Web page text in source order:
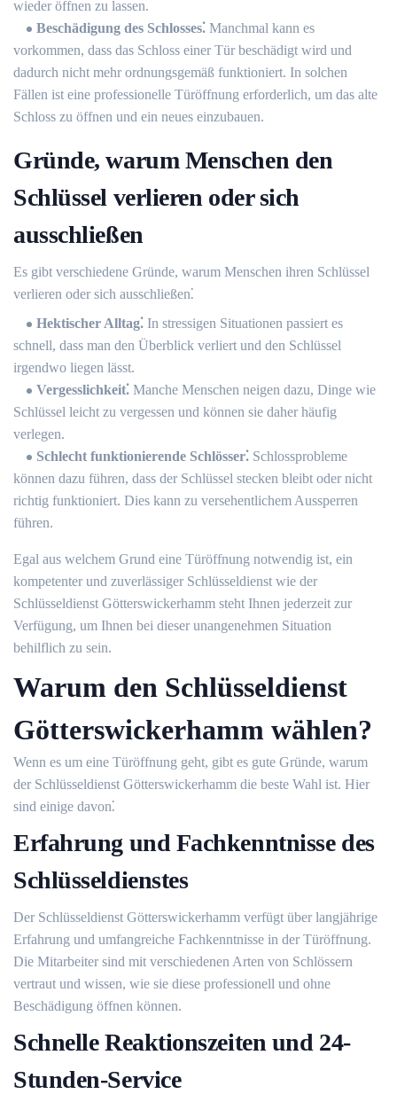
wieder öffnen zu lassen.
Beschädigung des Schlosses⁚ Manchmal kann es
vorkommen, dass das Schloss einer Tür beschädigt wird und
dadurch nicht mehr ordnungsgemäß funktioniert. In solchen
Fällen ist eine professionelle Türöffnung erforderlich, um das alte
Schloss zu öffnen und ein neues einzubauen.​
Gründe, warum Menschen den
Schlüssel verlieren oder sich
ausschließen
Es gibt verschiedene Gründe, warum Menschen ihren Schlüssel
verlieren oder sich ausschließen⁚
Hektischer Alltag⁚ In stressigen Situationen passiert es
schnell, dass man den Überblick verliert und den Schlüssel
irgendwo liegen lässt.​
Vergesslichkeit⁚ Manche Menschen neigen dazu, Dinge wie
Schlüssel leicht zu vergessen und können sie daher häufig
verlegen.​
Schlecht funktionierende Schlösser⁚ Schlossprobleme
können dazu führen, dass der Schlüssel stecken bleibt oder nicht
richtig funktioniert.​ Dies kann zu versehentlichem Aussperren
führen.​
Egal aus welchem Grund eine Türöffnung notwendig ist, ein
kompetenter und zuverlässiger Schlüsseldienst wie der
Schlüsseldienst Götterswickerhamm steht Ihnen jederzeit zur
Verfügung, um Ihnen bei dieser unangenehmen Situation
behilflich zu sein.​
Warum den Schlüsseldienst
Götterswickerhamm wählen?​
Wenn es um eine Türöffnung geht, gibt es gute Gründe, warum
der Schlüsseldienst Götterswickerhamm die beste Wahl ist.​ Hier
sind einige davon⁚
Erfahrung und Fachkenntnisse des
Schlüsseldienstes
Der Schlüsseldienst Götterswickerhamm verfügt über langjährige
Erfahrung und umfangreiche Fachkenntnisse in der Türöffnung.​
Die Mitarbeiter sind mit verschiedenen Arten von Schlössern
vertraut und wissen, wie sie diese professionell und ohne
Beschädigung öffnen können.​
Schnelle Reaktionszeiten und 24-
Stunden-Service